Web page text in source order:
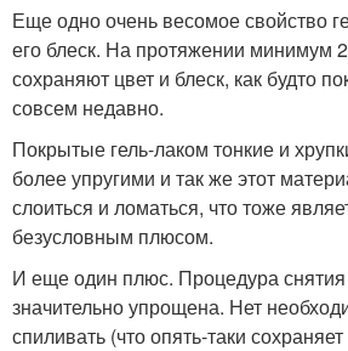
Еще одно очень весомое свойство
его блеск. На протяжении минимум
сохраняют цвет и блеск, как будто
совсем недавно.
Покрытые гель-лаком тонкие и
более упругими и так же этот
слоиться и ломаться, что тоже
безусловным плюсом.
И еще один плюс. Процедура снятия
значительно упрощена. Нет
спиливать (что опять-таки